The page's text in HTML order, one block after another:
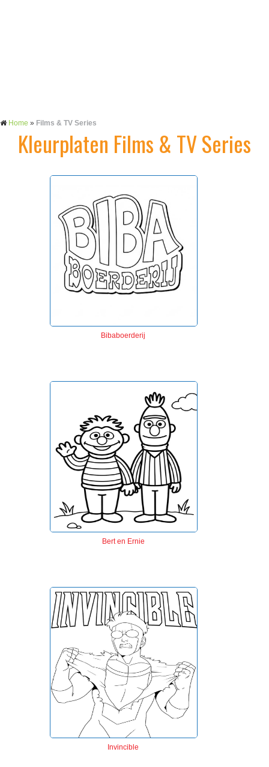
Home » Films & TV Series
Kleurplaten Films & TV Series
Bibaboerderij
Bert en Ernie
Invincible